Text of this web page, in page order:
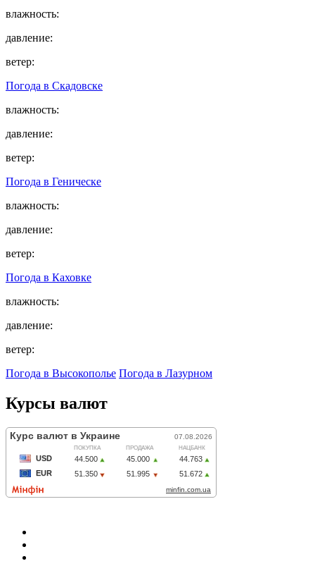
влажность:
давление:
ветер:
Погода в Скадовске
влажность:
давление:
ветер:
Погода в Геническе
влажность:
давление:
ветер:
Погода в Каховке
влажность:
давление:
ветер:
Погода в Высокополье Погода в Лазурном
Курсы валют